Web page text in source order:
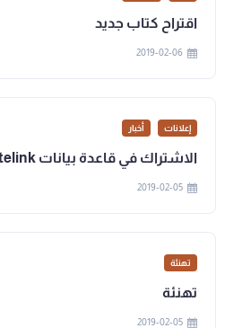
اقتراح كتاب جديد
2019-02-06
إعلانات أخبار
الاشتراك في قاعدة بيانات Sagacitelink
2019-02-05
تهنئة
تهنئة
2019-02-05